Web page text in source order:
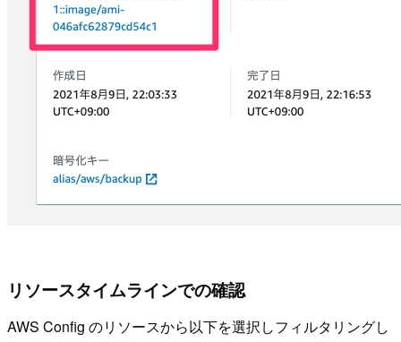
リソースタイムラインでの確認
AWS Config のリソースから以下を選択しフィルタリングし